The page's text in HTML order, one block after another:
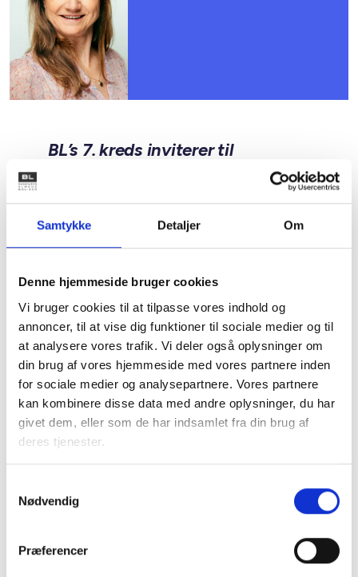
Samtykke Detaljer Om
Denne hjemmeside bruger cookies
Vi bruger cookies til at tilpasse vores indhold og
annoncer, til at vise dig funktioner til sociale medier og til
at analysere vores trafik. Vi deler også oplysninger om
din brug af vores hjemmeside med vores partnere inden
for sociale medier og analysepartnere. Vores partnere
kan kombinere disse data med andre oplysninger, du har
givet dem, eller som de har indsamlet fra din brug af
deres tjenester.
Nødvendig
Præferencer
BL’s 7. kreds inviterer til
kredskonference i Horsens den
2.-3. oktober 2026 på Scandic
Opus.
Kredskonferencen afholdes Scandic Opus.
Temaet er Boligpolitik og fremtidens boliger,
og konferencen byder på oplæg, eksempler
fra virkeligheden, drøftelser og netværk.
Tilmelding til konferencen skal ske gennem
og kun fredag eller uden overnatning kr. 1675.